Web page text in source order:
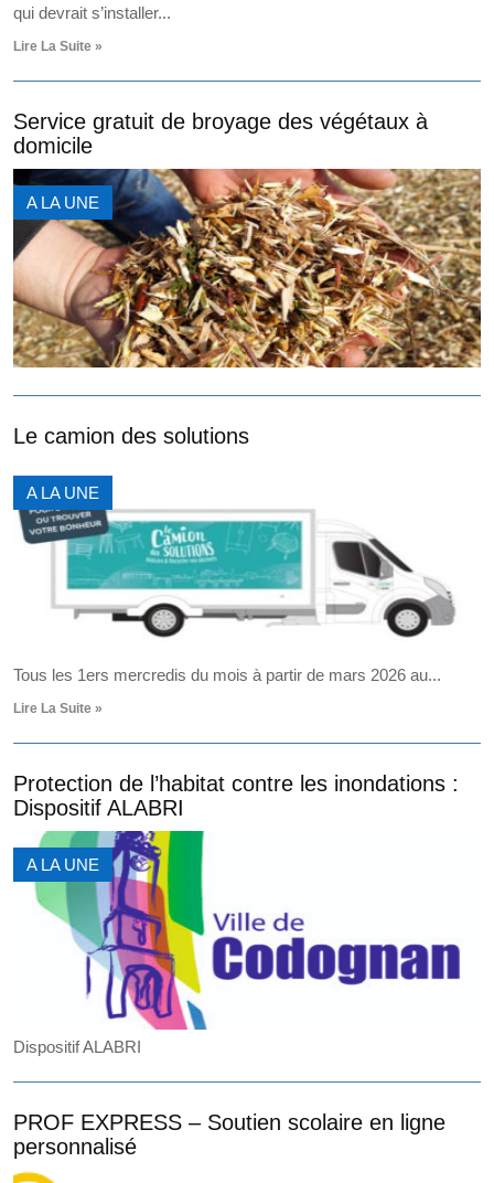
qui devrait s’installer...
Lire La Suite »
Service gratuit de broyage des végétaux à
domicile
A LA UNE
Le camion des solutions
A LA UNE
Tous les 1ers mercredis du mois à partir de mars 2026 au...
Lire La Suite »
Protection de l’habitat contre les inondations :
Dispositif ALABRI
A LA UNE
Dispositif ALABRI
PROF EXPRESS – Soutien scolaire en ligne
personnalisé